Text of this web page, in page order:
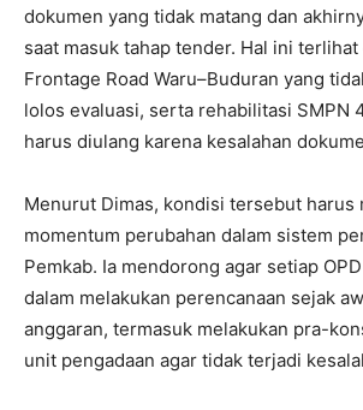
dokumen yang tidak matang dan
saat masuk tahap tender. Hal ini terlihat
Frontage Road Waru–Buduran yang
lolos evaluasi, serta rehabilitasi SMPN
harus diulang karena kesalahan
Menurut Dimas, kondisi tersebut harus
momentum perubahan dalam sistem
Pemkab. Ia mendorong agar setiap
dalam melakukan perencanaan sejak
anggaran, termasuk melakukan pra-
unit pengadaan agar tidak terjadi